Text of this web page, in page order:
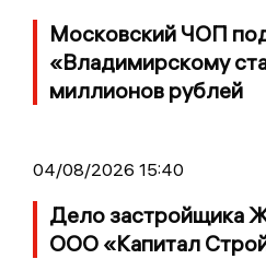
Московский ЧОП
«Владимирскому
миллионов рублей
04/08/2026 15:40
Дело застройщика
ООО «Капитал